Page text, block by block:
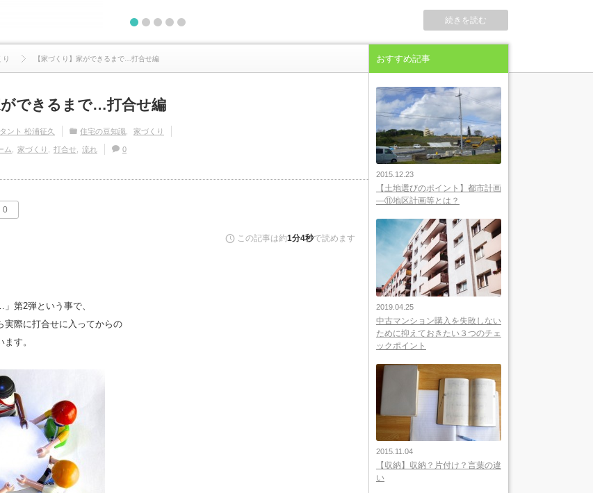
続きを読む
1 2 3 4
り 【家づくり】家ができるまで…打合せ編
ができるまで…打合せ編
ント 松浦征久 住宅の豆知識 家づくり
ム 家づくり 打合せ 流れ 0
0
Facebook
この記事は約1分4秒で読めます
第2弾という事で、
実際に打合せに入ってからの
す。
おすすめ記事
2015.12.23
【土地選びのポイント】都市計画
―⑪地区計画等とは？
2019.04.25
中古マンション購入を失敗しない
ために抑えておきたい３つのチェ
ックポイント
2015.11.04
【収納】収納？片付け？言葉の違
い